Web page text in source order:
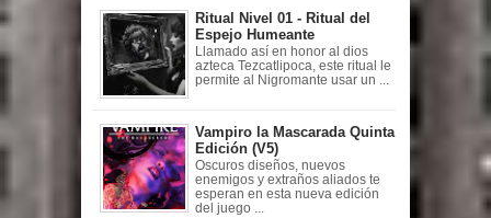
Ritual Nivel 01 - Ritual del
Espejo Humeante
Llamado así en honor al dios
azteca Tezcatlipoca, este ritual le
permite al Nigromante usar un ...
Vampiro la Mascarada Quinta
Edición (V5)
Oscuros diseños, nuevos
enemigos y extraños aliados te
esperan en esta nueva edición
del juego ...